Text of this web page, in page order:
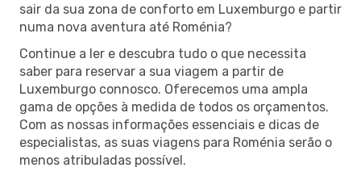
sair da sua zona de conforto em Luxemburgo e partir
numa nova aventura até Roménia?
Continue a ler e descubra tudo o que necessita
saber para reservar a sua viagem a partir de
Luxemburgo connosco. Oferecemos uma ampla
gama de opções à medida de todos os orçamentos.
Com as nossas informações essenciais e dicas de
especialistas, as suas viagens para Roménia serão o
menos atribuladas possível.